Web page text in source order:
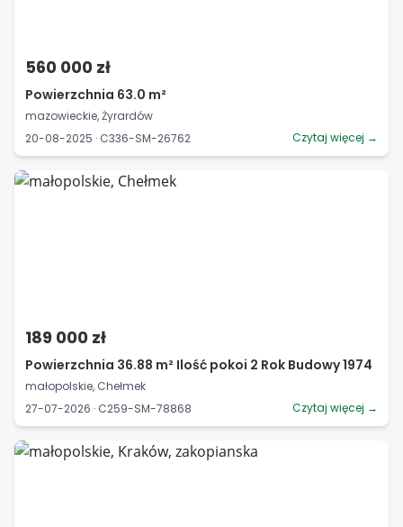
560 000 zł
Powierzchnia 63.0 m²
mazowieckie, Żyrardów
20-08-2025 · C336-SM-26762
Czytaj więcej →
189 000 zł
Powierzchnia 36.88 m² Ilość pokoi 2 Rok Budowy 1974
małopolskie, Chełmek
27-07-2026 · C259-SM-78868
Czytaj więcej →